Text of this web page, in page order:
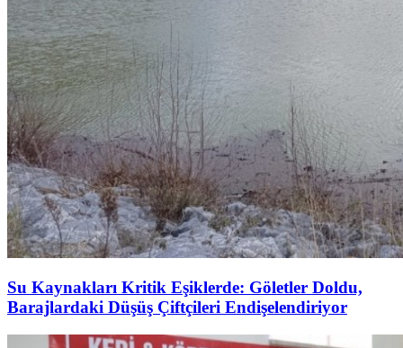
Su Kaynakları Kritik Eşiklerde: Göletler Doldu,
Barajlardaki Düşüş Çiftçileri Endişelendiriyor